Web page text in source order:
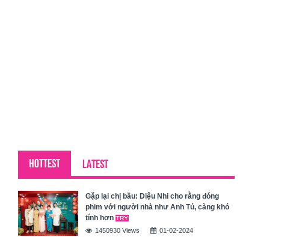
HOTTEST LATEST
Gặp lại chị bầu: Diệu Nhi cho rằng đóng
phim với người nhà như Anh Tú, càng khó
tính hơn
1450930 Views 01-02-2024